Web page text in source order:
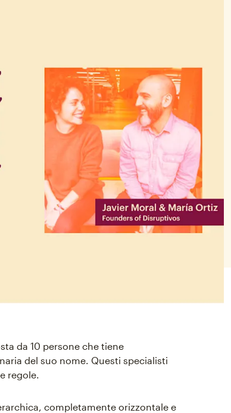
da 10 persone che tiene
del suo nome. Questi specialisti
regole.
completamente orizzontale e